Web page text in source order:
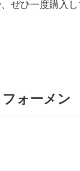
ぜひ一度購入し
ォーメン